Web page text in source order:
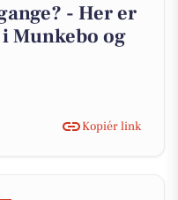
- Her er
Munkebo og
Kopiér link